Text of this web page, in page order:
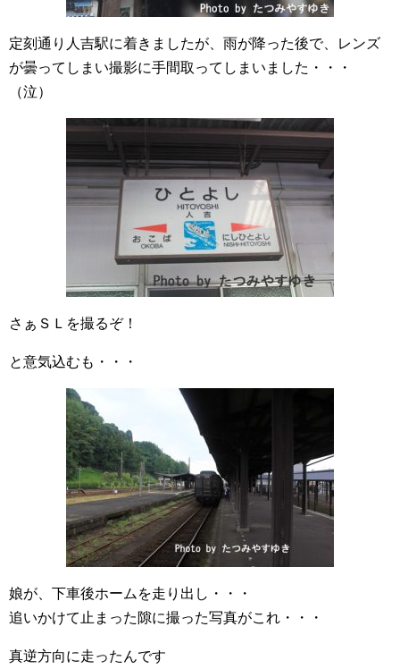
定刻通り人吉駅に着きましたが、雨が降った後で、レンズ
が曇ってしまい撮影に手間取ってしまいました・・・
（泣）
さぁＳＬを撮るぞ！
と意気込むも・・・
娘が、下車後ホームを走り出し・・・
追いかけて止まった隙に撮った写真がこれ・・・
真逆方向に走ったんです